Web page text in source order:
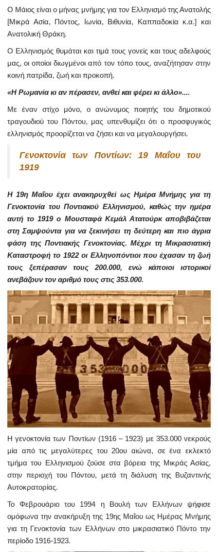
Ο Μάιος είναι ο μήνας μνήμης για τον Ελληνισμό της Ανατολής
[Μικρά Ασία, Πόντος, Ιωνία, Βιθυνία, Καππαδοκία κ.α.] και
Ανατολική Θράκη.
Ο Ελληνισμός θυμάται και τιμά τους γονείς και τους αδελφούς
μας, οι οποίοι διωγμένοι από τον τόπο τους, αναζήτησαν στην
κοινή πατρίδα, ζωή και προκοπή.
«Η Ρωμανία κι αν πέρασεν, ανθεί και φέρει κι άλλο»....
Με έναν στίχο μόνο, ο ανώνυμος ποιητής του δημοτικού
τραγουδιού του Πόντου, μας υπενθυμίζει ότι ο προσφυγικός
ελληνισμός προορίζεται να ζήσει και να μεγαλουργήσει.
Γενοκτονία των Ποντίων: 19 Μαΐου του
1919
Η 19η Μαΐου έχει ανακηρυχθεί ως Ημέρα Μνήμης για τη
Γενοκτονία του Ποντιακού Ελληνισμού, καθώς την ημέρα
αυτή το 1919 ο Μουσταφά Κεμάλ Ατατούρκ αποβιβάζεται
στη Σαμψούντα για να ξεκινήσει τη δεύτερη και πιο άγρια
φάση της Ποντιακής Γενοκτονίας. Μέχρι τη Μικρασιατική
Καταστροφή το 1922 οι Ελληνοπόντιοι που έχασαν τη ζωή
τους ξεπέρασαν τους 200.000, ενώ κάποιοι ιστορικοί
ανεβάζουν τον αριθμό τους στις 353.000.
Η γενοκτονία των Ποντίων (1916 – 1923) με 353.000 νεκρούς
μία από τις μεγαλύτερες του 20ου αιώνα, σε ένα εκλεκτό
τμήμα του Ελληνισμού ζούσε στα βόρεια της Μικράς Ασίας,
στην περιοχή του Πόντου, μετά τη διάλυση της Βυζαντινής
Αυτοκρατορίας.
Το Φεβρουάριο του 1994 η Βουλή των Ελλήνων ψήφισε
ομόφωνα την ανακήρυξη της 19ης Μαΐου ως Ημέρας Μνήμης
για τη Γενοκτονία των Ελλήνων στο μικρασιατικό Πόντο την
περίοδο 1916-1923.